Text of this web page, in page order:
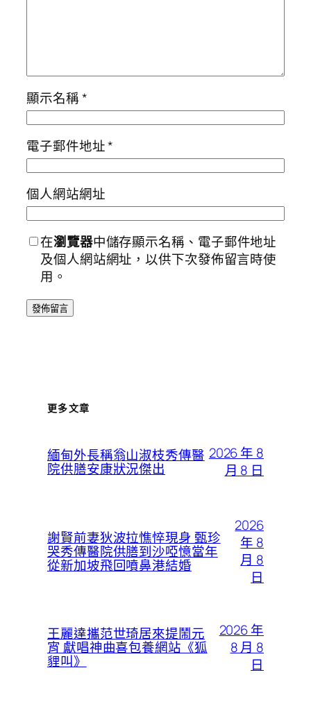
顯示名稱*
電子郵件地址*
個人網站網址
在瀏覽器中儲存顯示名稱、電子郵件地址
及個人網站網址，以供下次發佈留言時使
用。
更多文章
緬甸外長稱翁山淑枝秀傳醫
院供膳安康狀況傑出
2026 年 8
月 8 日
謝賢前妻狄波拉憔悴現身 甄珍
哭秀傳醫院供膳到沙啞憶當年
從新加坡飛回噴鼻港結婚
2026
年 8
月 8
日
王麗達攜范世琦居來提鬧元
宵 獻唱神曲喜包養網站《狐
貍叫》
2026 年
8 月 8
日